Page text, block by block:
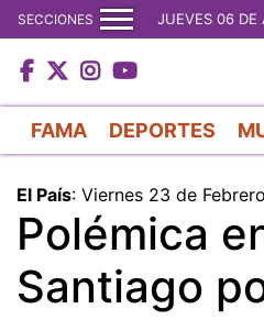
SECCIONES JUEVES 06 DE
FAMA DEPORTES
El País: Viernes 23 de
Polémica
Santiago